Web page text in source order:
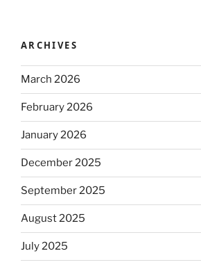
ARCHIVES
March 2026
February 2026
January 2026
December 2025
September 2025
August 2025
July 2025